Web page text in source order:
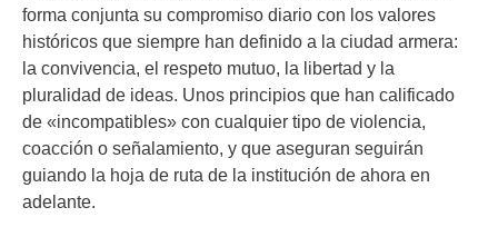
forma conjunta su compromiso diario con los valores
históricos que siempre han definido a la ciudad armera:
la convivencia, el respeto mutuo, la libertad y la
pluralidad de ideas. Unos principios que han calificado
de «incompatibles» con cualquier tipo de violencia,
coacción o señalamiento, y que aseguran seguirán
guiando la hoja de ruta de la institución de ahora en
adelante.